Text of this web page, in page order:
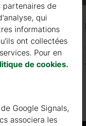
partenaires de
qui
informations
ont collectées
Pour en
de cookies.
Google Signals,
associera les